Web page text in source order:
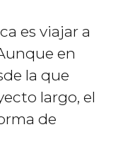
es viajar a
en
la que
largo, el
de